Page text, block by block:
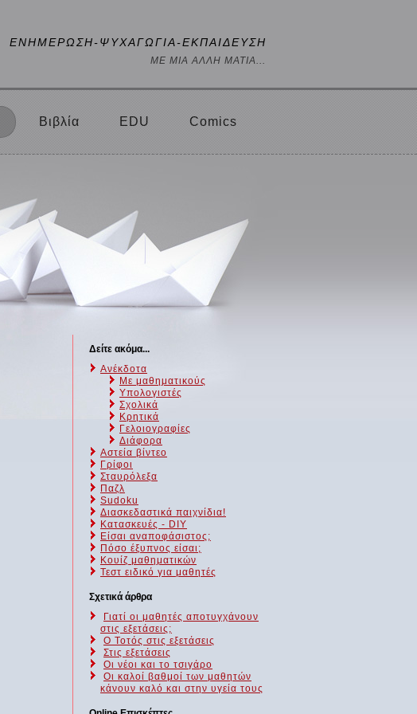
ΕΝΗΜΕΡΩΣΗ-ΨΥΧΑΓΩΓΙΑ-ΕΚΠΑΙΔΕΥΣΗ
ΜΕ ΜΙΑ ΑΛΛΗ ΜΑΤΙΑ...
Βιβλία EDU Comics
Δείτε ακόμα...
Ανέκδοτα
Με μαθηματικούς
Υπολογιστές
Σχολικά
Κρητικά
Γελοιογραφίες
Διάφορα
Αστεία βίντεο
Γρίφοι
Σταυρόλεξα
Παζλ
Sudoku
Διασκεδαστικά παιχνίδια!
Κατασκευές - DIY
Είσαι αναποφάσιστος;
Πόσο έξυπνος είσαι;
Kουίζ μαθηματικών
Τεστ ειδικό για μαθητές
Σχετικά άρθρα
Γιατί οι μαθητές αποτυγχάνουν
στις εξετάσεις;
Ο Τοτός στις εξετάσεις
Στις εξετάσεις
Οι νέοι και το τσιγάρο
Οι καλοί βαθμοί των μαθητών
κάνουν καλό και στην υγεία τους